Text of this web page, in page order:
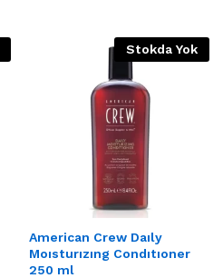
Stokda Yok
American Crew Daıly
Moısturızıng Condıtıoner
250 ml